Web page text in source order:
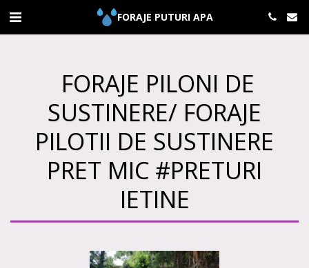
FORAJE PUTURI APA
FORAJE PILONI DE
SUSTINERE/ FORAJE
PILOTII DE SUSTINERE
PRET MIC #PRETURI
IETINE